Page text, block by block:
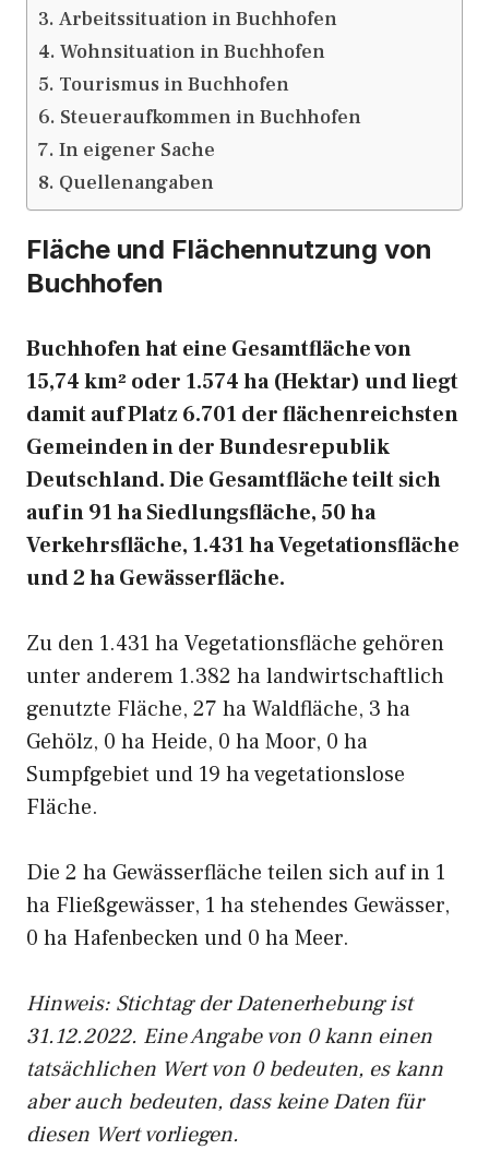
Arbeitssituation in Buchhofen
Wohnsituation in Buchhofen
Tourismus in Buchhofen
Steueraufkommen in Buchhofen
In eigener Sache
Quellenangaben
Fläche und Flächennutzung von
Buchhofen
Buchhofen hat eine Gesamtfläche von
15,74 km² oder 1.574 ha (Hektar) und liegt
damit auf Platz 6.701 der flächenreichsten
Gemeinden in der Bundesrepublik
Deutschland. Die Gesamtfläche teilt sich
auf in 91 ha Siedlungsfläche, 50 ha
Verkehrsfläche, 1.431 ha Vegetationsfläche
und 2 ha Gewässerfläche.
Zu den 1.431 ha Vegetationsfläche gehören
unter anderem 1.382 ha landwirtschaftlich
genutzte Fläche, 27 ha Waldfläche, 3 ha
Gehölz, 0 ha Heide, 0 ha Moor, 0 ha
Sumpfgebiet und 19 ha vegetationslose
Fläche.
Die 2 ha Gewässerfläche teilen sich auf in 1
ha Fließgewässer, 1 ha stehendes Gewässer,
0 ha Hafenbecken und 0 ha Meer.
Hinweis: Stichtag der Datenerhebung ist
31.12.2022. Eine Angabe von 0 kann einen
tatsächlichen Wert von 0 bedeuten, es kann
aber auch bedeuten, dass keine Daten für
diesen Wert vorliegen.